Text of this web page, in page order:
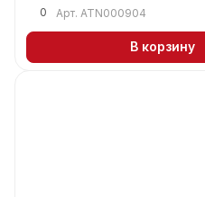
0 Арт. ATN000904
В корзину